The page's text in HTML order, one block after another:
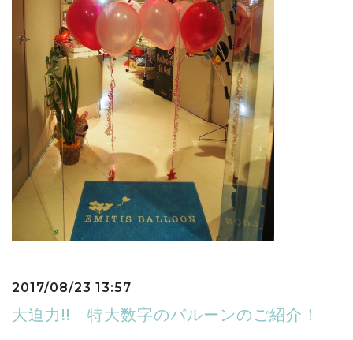
2017/08/23 13:57
大迫力!! 特大数字のバルーンのご紹介！